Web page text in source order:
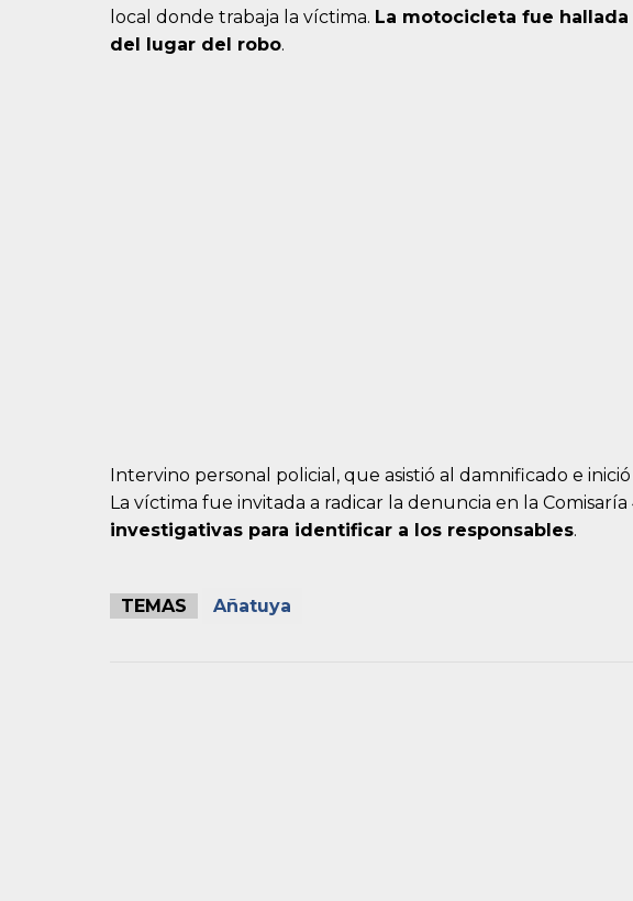
local donde trabaja la víctima. La motocicleta fue
del lugar del robo.
Intervino personal policial, que asistió al damnificado e
La víctima fue invitada a radicar la denuncia en la Comisaría
investigativas para identificar a los responsables.
TEMAS Añatuya